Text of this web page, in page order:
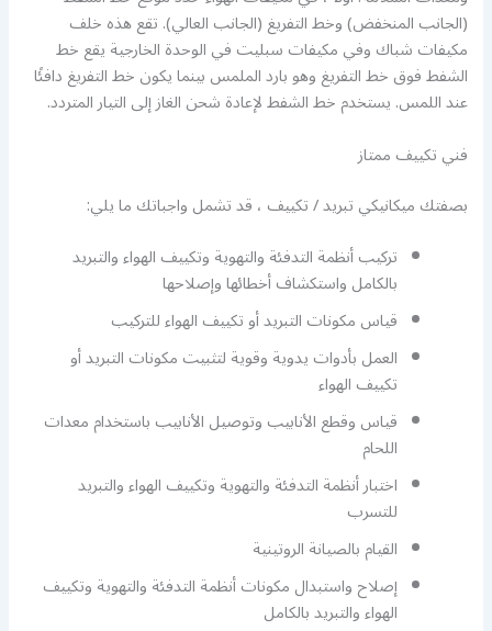
(الجانب المنخفض) وخط التفريغ (الجانب العالي). تقع هذه خلف
مكيفات شباك وفي مكيفات سبليت في الوحدة الخارجية يقع خط
الشفط فوق خط التفريغ وهو بارد الملمس بينما يكون خط التفريغ دافئًا
عند اللمس. يستخدم خط الشفط لإعادة شحن الغاز إلى التيار المتردد.
فني تكييف ممتاز
بصفتك ميكانيكي تبريد / تكييف ، قد تشمل واجباتك ما يلي:
تركيب أنظمة التدفئة والتهوية وتكييف الهواء والتبريد
بالكامل واستكشاف أخطائها وإصلاحها
قياس مكونات التبريد أو تكييف الهواء للتركيب
العمل بأدوات يدوية وقوية لتثبيت مكونات التبريد أو
تكييف الهواء
قياس وقطع الأنابيب وتوصيل الأنابيب باستخدام معدات
اللحام
اختبار أنظمة التدفئة والتهوية وتكييف الهواء والتبريد
للتسرب
القيام بالصيانة الروتينية
إصلاح واستبدال مكونات أنظمة التدفئة والتهوية وتكييف
الهواء والتبريد بالكامل